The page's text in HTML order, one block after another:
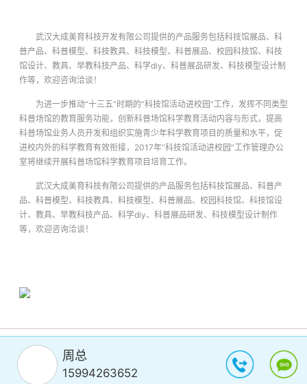
武汉大成美育科技开发有限公司提供的产品服务包括科技馆展品、科
普产品、科普模型、科技教具、科技模型、科普展品、校园科技馆、科技
馆设计、教具、早教科技产品、科学diy、科普展品研发、科技模型设计制
作等，欢迎咨询洽谈！
为进一步推动“十三五”时期的“科技馆活动进校园”工作，发挥不同类型
科普场馆的教育服务功能，创新科普场馆科学教育活动内容与形式，提高
科普场馆业务人员开发和组织实施青少年科学教育项目的质量和水平，促
进校内外的科学教育有效衔接，2017年“科技馆活动进校园”工作管理办公
室将继续开展科普场馆科学教育项目培育工作。
武汉大成美育科技有限公司提供的产品服务包括科技馆展品、科普产
品、科普模型、科技教具、科技模型、科普展品、校园科技馆、科技馆设
计、教具、早教科技产品、科学diy、科普展品研发、科技模型设计制作
等，欢迎咨询洽谈！
周总
15994263652